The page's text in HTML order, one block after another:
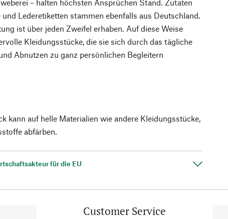
– halten höchsten Ansprüchen Stand. Zutaten
und Lederetiketten stammen ebenfalls aus Deutschland.
ist über jeden Zweifel erhaben. Auf diese Weise
Kleidungsstücke, die sie sich durch das tägliche
Abnutzen zu ganz persönlichen Begleitern
kann auf helle Materialien wie andere Kleidungsstücke,
abfärben.
für die EU
Customer Service